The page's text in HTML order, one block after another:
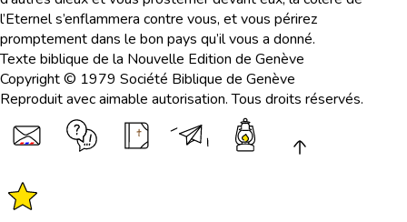
l’Eternel s’enflammera contre vous, et vous périrez
promptement dans le bon pays qu’il vous a donné.
Texte biblique de la Nouvelle Edition de Genève
Copyright © 1979 Société Biblique de Genève
Reproduit avec aimable autorisation. Tous droits réservés.